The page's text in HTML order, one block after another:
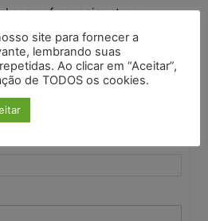
copy of your signature.
total de 1)
a este tópico.
site para fornecer a
lembrando suas
Ao clicar em “Aceitar”,
de TODOS os cookies.